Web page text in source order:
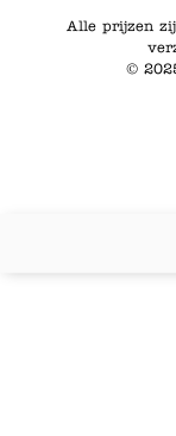
Alle prijzen
©